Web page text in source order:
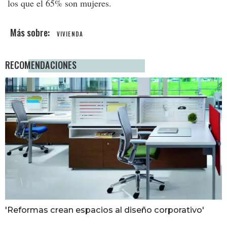
los que el 65% son mujeres.
VIVIENDA
RECOMENDACIONES
'Reformas crean espacios al diseño corporativo'